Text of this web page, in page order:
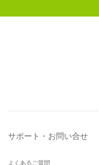
サポート・お問い合せ
よくあるご質問